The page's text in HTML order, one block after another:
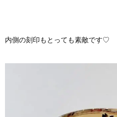
内側の刻印もとっても素敵です♡